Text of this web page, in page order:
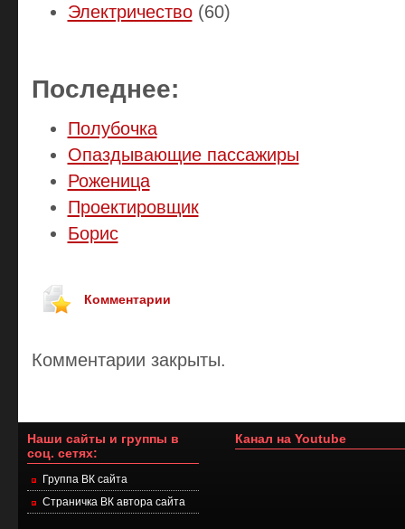
Электричество(60)
Последнее:
Полубочка
Опаздывающие пассажиры
Роженица
Проектировщик
Борис
Комментарии
Комментарии закрыты.
Наши сайты и группы в
соц. сетях:
Группа ВК сайта
Страничка ВК автора сайта
Канал на Youtube